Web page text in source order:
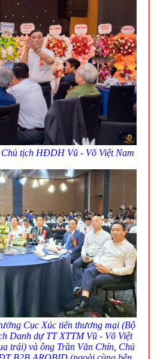
Chủ tịch HĐDH Vũ - Võ Việt Nam
Cục Xúc tiến thương mại (Bộ
Danh dự TT XTTM Vũ - Võ Việt
trái) và ông Trần Văn Chín, Chủ